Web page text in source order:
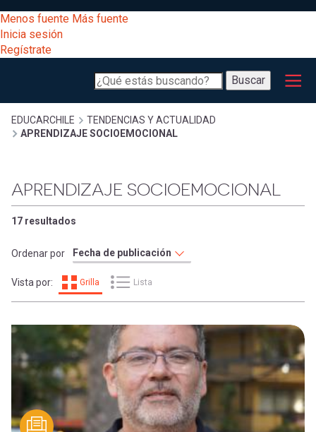
al
contenido
principal
[Educarchile
Escritorio]
entrar
a
mi
cuenta
Menos fuente Más fuente
Inicia sesión
Regístrate
Buscar
Buscar
Menú
principal
Desarrollo
Expand
Gestión
Comunidad
Expand
Exploración
[Educarchile
Mobile]
Menú
sesión
Regístrate
Sobrescribir
enlaces
de
ayuda
a
la
navegación
EDUCARCHILE
TENDENCIAS Y ACTUALIDAD
APRENDIZAJE SOCIOEMOCIONAL
APRENDIZAJE SOCIOEMOCIONAL
17 resultados
Ordenar por
Vista por: Grilla Lista
registrarte.